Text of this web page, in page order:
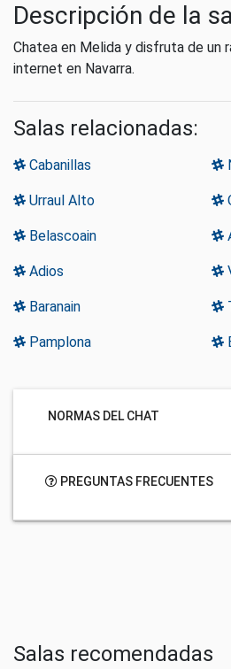
Descripción de la
Chatea en Melida y disfruta de un
internet en Navarra.
Salas relacionadas:
Cabanillas
Urraul Alto
Belascoain
Adios
Baranain
Pamplona
NORMAS DEL CHAT
PREGUNTAS FRECUENTES
Salas recomendadas